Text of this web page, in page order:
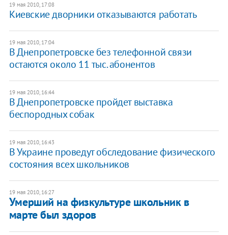
19 мая 2010, 17:08
Киевские дворники отказываются работать
19 мая 2010, 17:04
В Днепропетровске без телефонной связи
остаются около 11 тыс. абонентов
19 мая 2010, 16:44
В Днепропетровске пройдет выставка
беспородных собак
19 мая 2010, 16:43
В Украине проведут обследование физического
состояния всех школьников
19 мая 2010, 16:27
Умерший на физкультуре школьник в
марте был здоров